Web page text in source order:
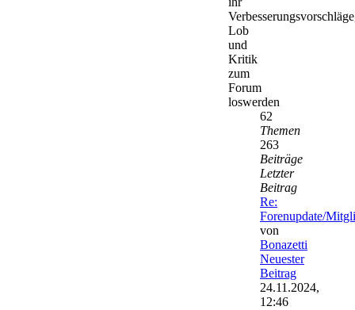
Lob
und
Kritik
zum
Forum
loswerden
62
Themen
263
Beiträge
Letzter
Beitrag
Re:
Forenupdate/
von
Bonazetti
Neuester
Beitrag
24.11.2024,
12:46